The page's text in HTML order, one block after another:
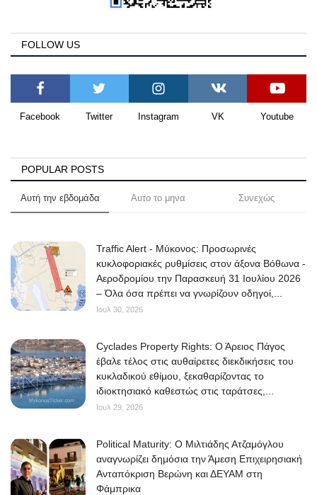
FOLLOW US
Facebook Twitter Instagram VK Youtube
POPULAR POSTS
Αυτή την εβδομάδα Αυτο το μηνα Συνεχώς
Traffic Alert - Μύκονος: Προσωρινές
κυκλοφοριακές ρυθμίσεις στον άξονα Βόθωνα -
Αεροδρομίου την Παρασκευή 31 Ιουλίου 2026
– Όλα όσα πρέπει να γνωρίζουν οδηγοί,...
Ιουλ 30, 2026
Cyclades Property Rights: Ο Άρειος Πάγος
έβαλε τέλος στις αυθαίρετες διεκδικήσεις του
κυκλαδικού εθίμου, ξεκαθαρίζοντας το
ιδιοκτησιακό καθεστώς στις ταράτσες,...
Ιουλ 29, 2026
Political Maturity: Ο Μιλτιάδης Ατζαμόγλου
αναγνωρίζει δημόσια την Άμεση Επιχειρησιακή
Ανταπόκριση Βερώνη και ΔΕΥΑΜ στη
Φάμπρικα